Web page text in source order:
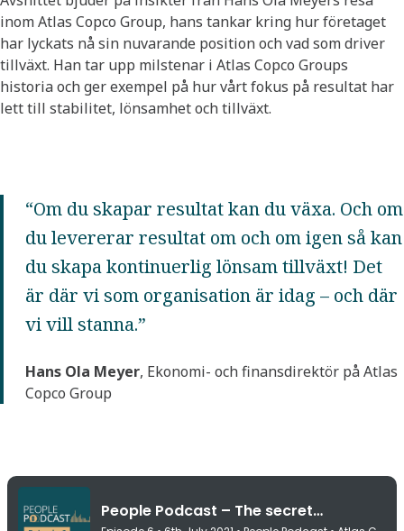
inom Atlas Copco Group, hans tankar kring hur företaget
har lyckats nå sin nuvarande position och vad som driver
tillväxt. Han tar upp milstenar i Atlas Copco Groups
historia och ger exempel på hur vårt fokus på resultat har
lett till stabilitet, lönsamhet och tillväxt.
“Om du skapar resultat kan du växa. Och om
du levererar resultat om och om igen så kan
du skapa kontinuerlig lönsam tillväxt! Det
är där vi som organisation är idag – och där
vi vill stanna.”
Hans Ola Meyer, Ekonomi- och finansdirektör på Atlas
Copco Group